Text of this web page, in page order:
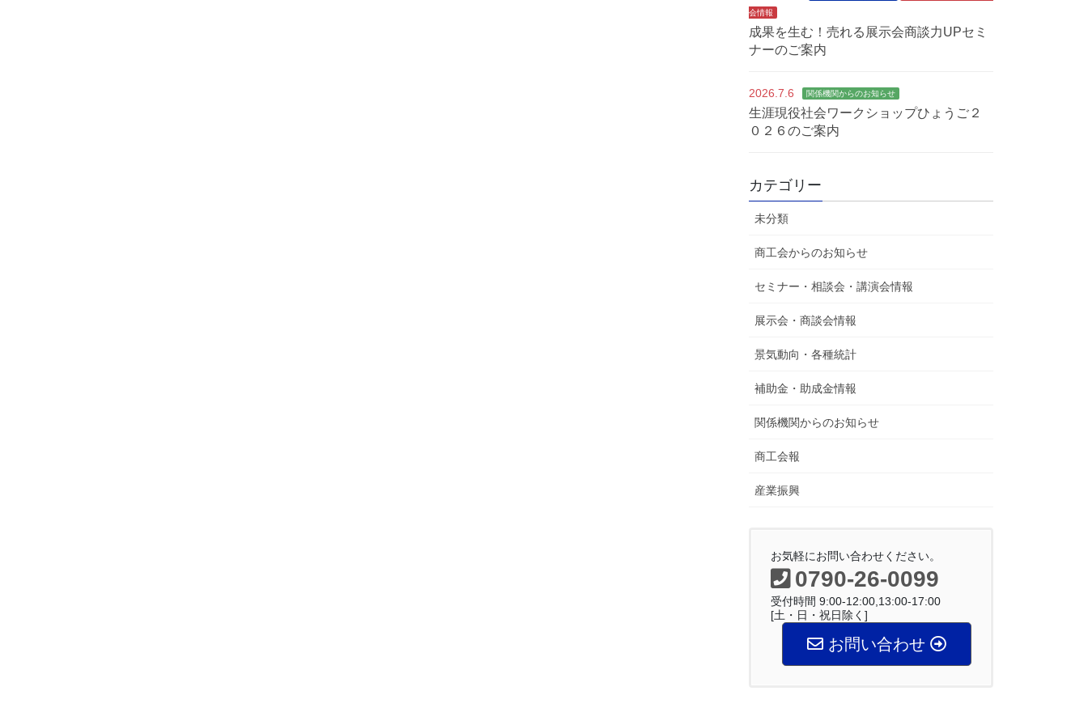
会情報
成果を生む！売れる展示会商談力UPセミ
ナーのご案内
2026.7.6 関係機関からのお知らせ
生涯現役社会ワークショップひょうご２
０２６のご案内
カテゴリー
未分類
商工会からのお知らせ
セミナー・相談会・講演会情報
展示会・商談会情報
景気動向・各種統計
補助金・助成金情報
関係機関からのお知らせ
商工会報
産業振興
お気軽にお問い合わせください。
0790-26-0099
受付時間 9:00-12:00,13:00-17:00
[土・日・祝日除く]
お問い合わせ